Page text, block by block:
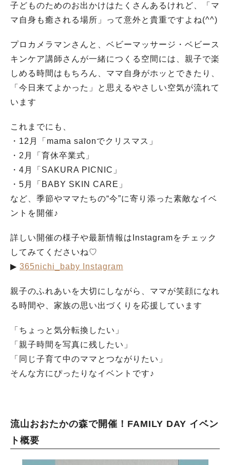
子どものためのお出かけはたくさんあるけれど、「マ
マ自身も癒される場所」って意外と貴重ですよね(^^)
プロカメラマンさんと、ベビーマッサージ・ベビース
キンケア講師さんが一緒につくる空間には、親子で楽
しめる時間はもちろん、ママ自身がホッとできたり、
「今日来てよかった」と思えるやさしい空気が流れて
います
これまでにも、
・12月「mama salonでクリスマス」
・2月「育休卒業式」
・4月「SAKURA PICNIC」
・5月「BABY SKIN CARE」
など、季節やママたちの“今”に寄り添った素敵なイベ
ントを開催♪
詳しい開催の様子や最新情報はInstagramをチェック
してみてくださいね♡
▶︎ 365nichi_baby Instagram
親子のふれあいを大切にしながら、ママが笑顔になれ
る時間や、家族の思い出づくりを応援しています
「ちょっと気分転換したい」
「親子時間を写真に残したい」
「同じ子育て中のママとつながりたい」
そんな方にぴったりなイベントです♪
流山おおたかの森で開催！FAMILY DAY イベン
ト概要